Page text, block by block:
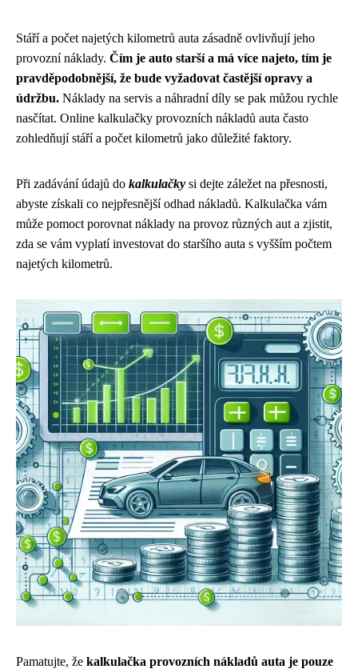
Stáří a počet najetých kilometrů auta zásadně ovlivňují jeho
provozní náklady. Čím je auto starší a má více najeto, tím je
pravděpodobnější, že bude vyžadovat častější opravy a
údržbu. Náklady na servis a náhradní díly se pak můžou rychle
nasčítat. Online kalkulačky provozních nákladů auta často
zohledňují stáří a počet kilometrů jako důležité faktory.
Při zadávání údajů do kalkulačky si dejte záležet na přesnosti,
abyste získali co nejpřesnější odhad nákladů. Kalkulačka vám
může pomoct porovnat náklady na provoz různých aut a zjistit,
zda se vám vyplatí investovat do staršího auta s vyšším počtem
najetých kilometrů.
Pamatujte, že kalkulačka provozních nákladů auta je pouze